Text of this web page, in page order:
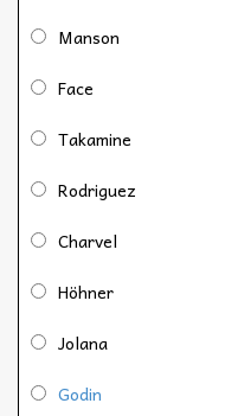
Manson
Face
Takamine
Rodriguez
Charvel
Höhner
Jolana
Godin